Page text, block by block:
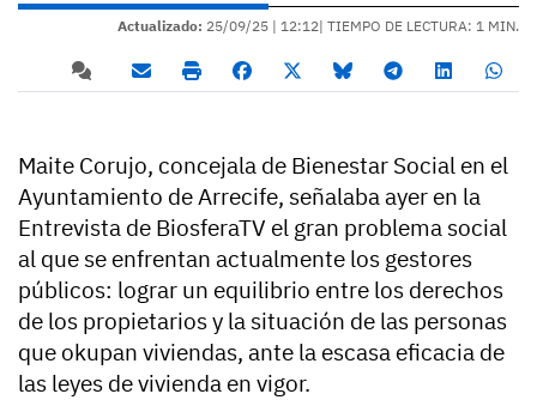
Actualizado: 25/09/25 | 12:12| TIEMPO DE LECTURA: 1 MIN.
Maite Corujo, concejala de Bienestar Social en el
Ayuntamiento de Arrecife, señalaba ayer en la
Entrevista de BiosferaTV el gran problema social
al que se enfrentan actualmente los gestores
públicos: lograr un equilibrio entre los derechos
de los propietarios y la situación de las personas
que okupan viviendas, ante la escasa eficacia de
las leyes de vivienda en vigor.